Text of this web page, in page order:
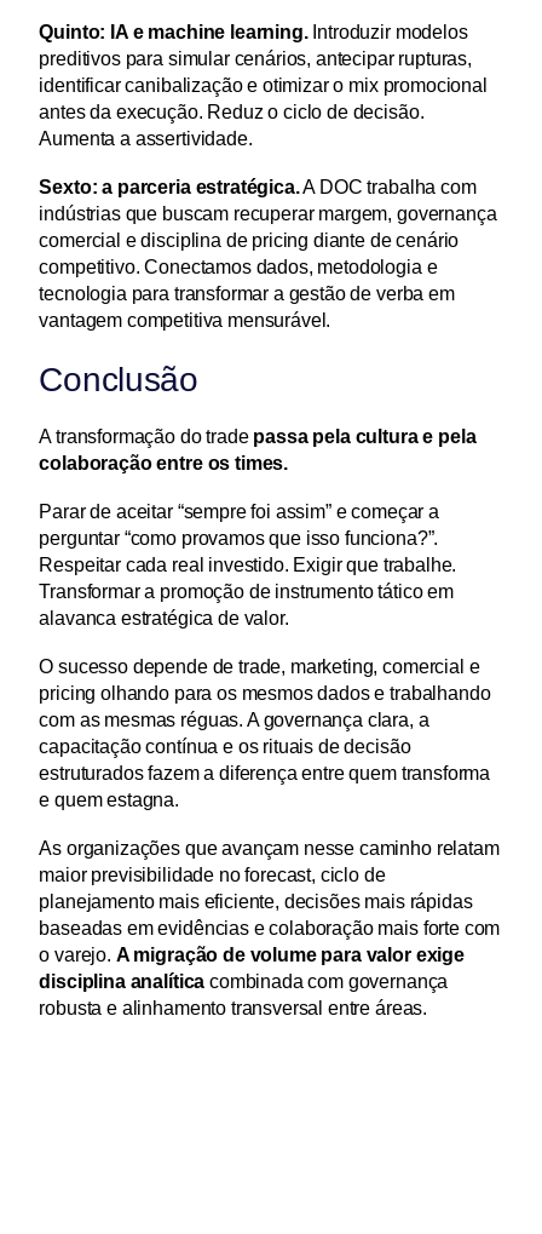
Quinto: IA e machine learning. Introduzir modelos
preditivos para simular cenários, antecipar rupturas,
identificar canibalização e otimizar o mix promocional
antes da execução. Reduz o ciclo de decisão.
Aumenta a assertividade.
Sexto: a parceria estratégica. A DOC trabalha com
indústrias que buscam recuperar margem, governança
comercial e disciplina de pricing diante de cenário
competitivo. Conectamos dados, metodologia e
tecnologia para transformar a gestão de verba em
vantagem competitiva mensurável.
Conclusão
A transformação do trade passa pela cultura e pela
colaboração entre os times.
Parar de aceitar “sempre foi assim” e começar a
perguntar “como provamos que isso funciona?”.
Respeitar cada real investido. Exigir que trabalhe.
Transformar a promoção de instrumento tático em
alavanca estratégica de valor.
O sucesso depende de trade, marketing, comercial e
pricing olhando para os mesmos dados e trabalhando
com as mesmas réguas. A governança clara, a
capacitação contínua e os rituais de decisão
estruturados fazem a diferença entre quem transforma
e quem estagna.
As organizações que avançam nesse caminho relatam
maior previsibilidade no forecast, ciclo de
planejamento mais eficiente, decisões mais rápidas
baseadas em evidências e colaboração mais forte com
o varejo. A migração de volume para valor exige
disciplina analítica combinada com governança
robusta e alinhamento transversal entre áreas.